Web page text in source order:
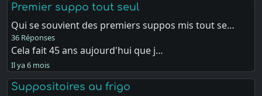
Premier suppo tout seul
Qui se souvient des premiers suppos mis tout se…
36 Réponses
Cela fait 45 ans aujourd'hui que j…
Il ya 6 mois
Suppositoires au frigo